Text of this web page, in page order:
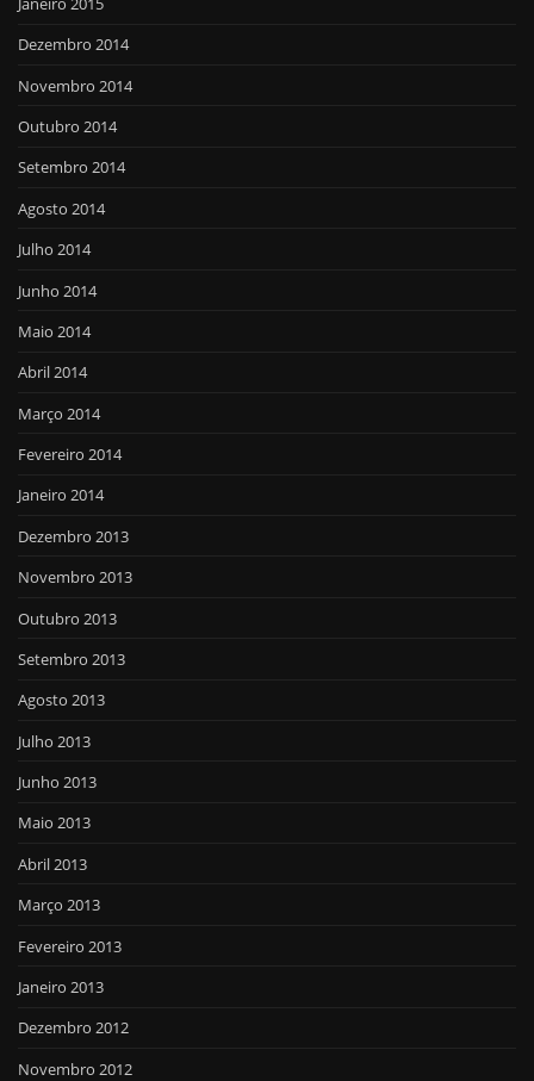
Dezembro 2014
Novembro 2014
Outubro 2014
Setembro 2014
Agosto 2014
Julho 2014
Junho 2014
Maio 2014
Abril 2014
Março 2014
Fevereiro 2014
Janeiro 2014
Dezembro 2013
Novembro 2013
Outubro 2013
Setembro 2013
Agosto 2013
Julho 2013
Junho 2013
Maio 2013
Abril 2013
Março 2013
Fevereiro 2013
Janeiro 2013
Dezembro 2012
Novembro 2012